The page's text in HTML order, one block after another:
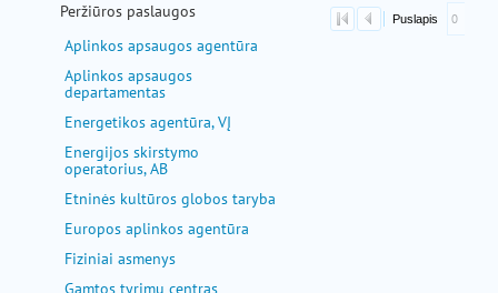
teminės sritys
Peržiūros paslaugos
Aplinkos apsaugos agentūra
Aplinkos apsaugos
departamentas
Energetikos agentūra, VĮ
Energijos skirstymo
operatorius, AB
Etninės kultūros globos taryba
Europos aplinkos agentūra
Fiziniai asmenys
Gamtos tyrimų centras